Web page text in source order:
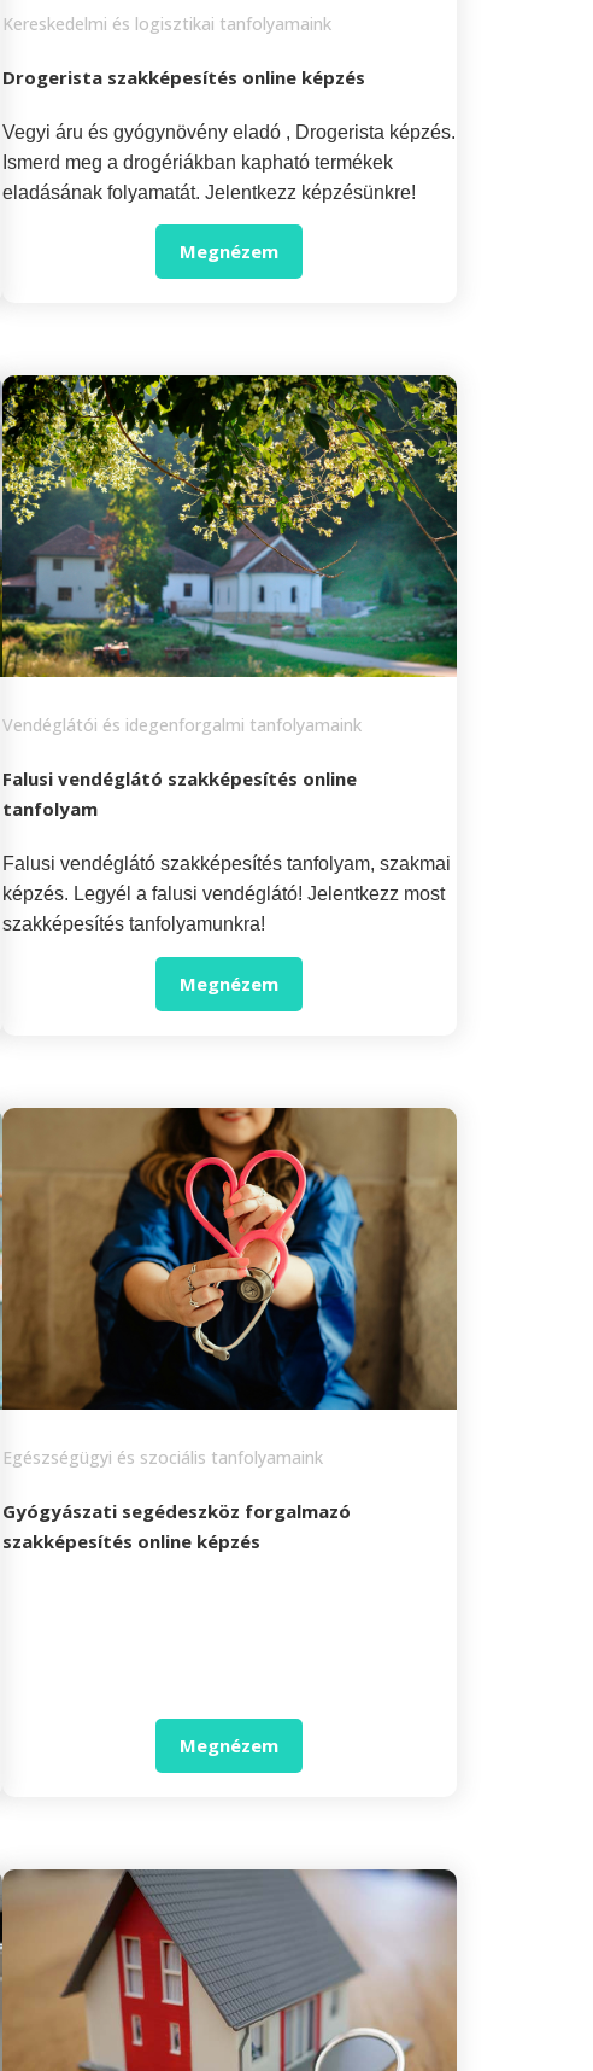
Kereskedelmi és logisztikai tanfolyamaink
Drogerista szakképesítés online képzés
Vegyi áru és gyógynövény eladó , Drogerista képzés.
Ismerd meg a drogériákban kapható termékek
eladásának folyamatát. Jelentkezz képzésünkre!
Megnézem
Vendéglátói és idegenforgalmi tanfolyamaink
Falusi vendéglátó szakképesítés online
tanfolyam
Falusi vendéglátó szakképesítés tanfolyam, szakmai
képzés. Legyél a falusi vendéglátó! Jelentkezz most
szakképesítés tanfolyamunkra!
Megnézem
Egészségügyi és szociális tanfolyamaink
Gyógyászati segédeszköz forgalmazó
szakképesítés online képzés
Megnézem